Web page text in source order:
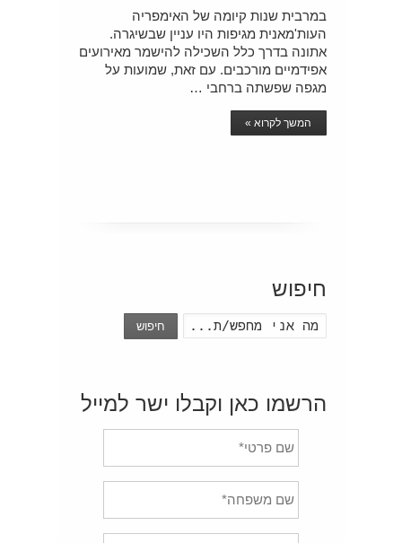
במרבית שנות קיומה של האימפריה
העות'מאנית מגיפות היו עניין שבשיגרה.
אתונה בדרך כלל השכילה להישמר מאירועים
אפידמיים מורכבים. עם זאת, שמועות על
מגפה שפשתה ברחבי …
המשך לקרוא »
חיפוש
חיפוש
הרשמו כאן וקבלו ישר למייל